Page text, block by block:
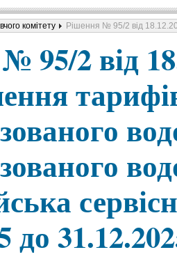
комітету Рішення № 95/2 від
95/2 від
до